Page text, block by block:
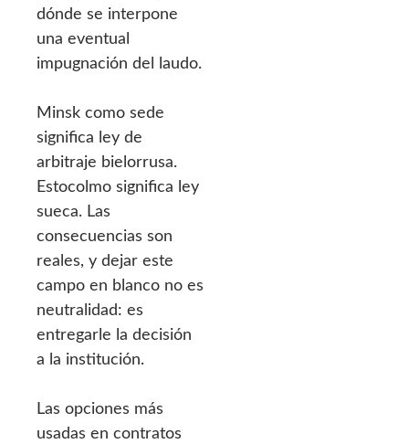
dónde se interpone
una eventual
impugnación del laudo.
Minsk como sede
significa ley de
arbitraje bielorrusa.
Estocolmo significa ley
sueca. Las
consecuencias son
reales, y dejar este
campo en blanco no es
neutralidad: es
entregarle la decisión
a la institución.
Las opciones más
usadas en contratos